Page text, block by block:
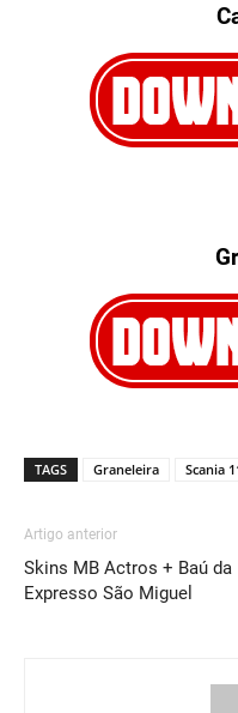
TAGS Graneleira Scania
Artigo anterior
Skins MB Actros + Baú da
Expresso São Miguel